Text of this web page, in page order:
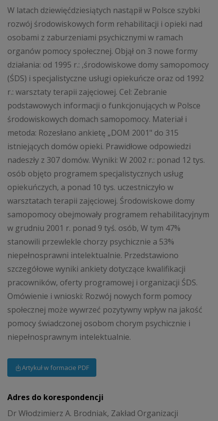
W latach dziewięćdziesiątych nastąpił w Polsce szybki
rozwój środowiskowych form rehabilitacji i opieki nad
osobami z zaburzeniami psychicznymi w ramach
organów pomocy społecznej. Objął on 3 nowe formy
działania: od 1995 r.: ,środowiskowe domy samopomocy
(ŚDS) i specjalistyczne usługi opiekuńcze oraz od 1992
r.: warsztaty terapii zajęciowej. Cel: Zebranie
podstawowych informacji o funkcjonujących w Polsce
środowiskowych domach samopomocy. Materiał i
metoda: Rozesłano ankietę „DOM 2001" do 315
istniejących domów opieki. Prawidłowe odpowiedzi
nadeszły z 307 domów. Wyniki: W 2002 r.: ponad 12 tys.
osób objęto programem specjalistycznych usług
opiekuńczych, a ponad 10 tys. uczestniczyło w
warsztatach terapii zajęciowej. Środowiskowe domy
samopomocy obejmowały programem rehabilitacyjnym
w grudniu 2001 r. ponad 9 tyś. osób, W tym 47%
stanowili przewlekle chorzy psychicznie a 53%
niepełnosprawni intelektualnie. Przedstawiono
szczegółowe wyniki ankiety dotyczące kwalifikacji
pracowników, oferty programowej i organizacji ŚDS.
Omówienie i wnioski: Rozwój nowych form pomocy
społecznej może wywrzeć pozytywny wpływ na jakość
pomocy świadczonej osobom chorym psychicznie i
niepełnosprawnym intelektualnie.
Artykuł w formacie PDF
Adres do korespondencji
Dr Włodzimierz A. Brodniak, Zakład Organizacji